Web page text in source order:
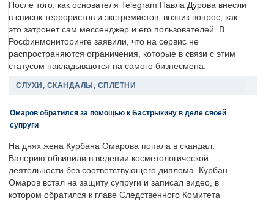
После того, как основателя Telegram Павла Дурова внесли
в список террористов и экстремистов, возник вопрос, как
это затронет сам мессенджер и его пользователей. В
Росфинмониторинге заявили, что на сервис не
распространяются ограничения, которые в связи с этим
статусом накладываются на самого бизнесмена.
СЛУХИ, СКАНДАЛЫ, СПЛЕТНИ
Омаров обратился за помощью к Бастрыкину в деле своей
супруги
На днях жена Курбана Омарова попала в скандал.
Валерию обвинили в ведении косметологической
деятельности без соответствующего диплома. Курбан
Омаров встал на защиту супруги и записал видео, в
котором обратился к главе Следственного Комитета